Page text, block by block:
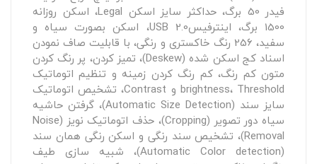
فیدر 50 برگ، حداکثر سایز اسکن Legal، اسکن روزانه
1500 برگ، اینترفیسUSB 2.0، اسکن بصورت سیاه و
سفید، 256 رنگ خاکستری و رنگی، با قابلیت صاف نمودن
اسناد کج اسکن شده (Deskew)، تمیز کردن، پر رنگ کردن
متون کم رنگ، کم رنگ کردن زمینه و تنظیم اتوماتیک
brightness، Threshold و Contrast، تشخیص اتوماتیک
سایز سند (Automatic Size Detection)، گرفتن حاشیه
سیاه دور تصویر (Cropping)، حذف اتوماتیک نویز (Noise
Removal)، تشخیص سند رنگی و اسکن رنگی همان سند
(Automatic Color detection)، شبیه سازی طیف